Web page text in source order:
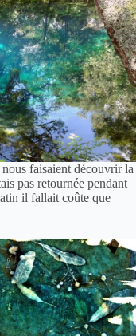
faisaient découvrir la
pas retournée pendant
il fallait coûte que